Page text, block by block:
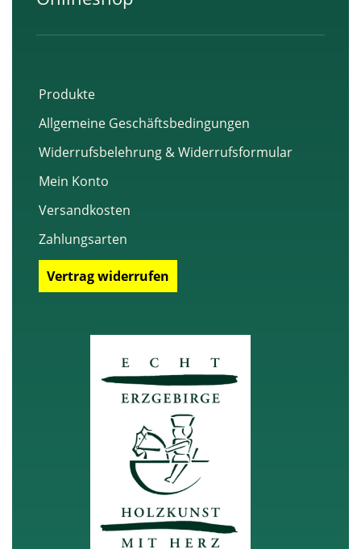
o
Produkte
Allgemeine Geschäftsbedingungen
Widerrufsbelehrung & Widerrufsformular
Mein Konto
Versandkosten
Zahlungsarten
Vertrag widerrufen